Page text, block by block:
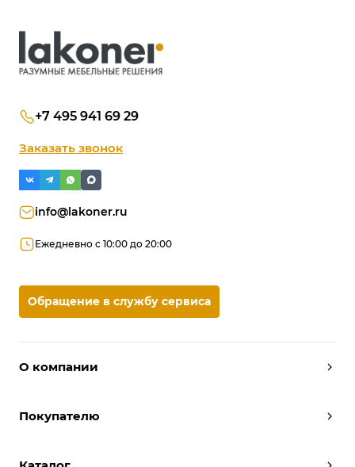
О компании
Условия работы
Отзывы
Покупателю
+7 495 941 69 29
Заказать звонок
info@lakoner.ru
Ежедневно с 10:00 до 20:00
Обращение в службу сервиса